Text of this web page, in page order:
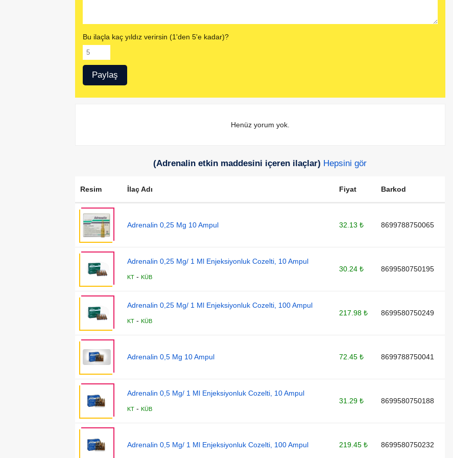
Bu ilaçla kaç yıldız verirsin (1'den 5'e kadar)?
Henüz yorum yok.
(Adrenalin etkin maddesini içeren ilaçlar) Hepsini gör
Resim İlaç Adı Fiyat Barkod
Adrenalin 0,25 Mg 10 Ampul 32.13 ₺ 8699788750065
Adrenalin 0,25 Mg/ 1 Ml Enjeksiyonluk Cozelti, 10 Ampul
KT - KÜB
30.24 ₺ 8699580750195
Adrenalin 0,25 Mg/ 1 Ml Enjeksiyonluk Cozelti, 100 Ampul
KT - KÜB
217.98 ₺ 8699580750249
Adrenalin 0,5 Mg 10 Ampul 72.45 ₺ 8699788750041
Adrenalin 0,5 Mg/ 1 Ml Enjeksiyonluk Cozelti, 10 Ampul
KT - KÜB
31.29 ₺ 8699580750188
Adrenalin 0,5 Mg/ 1 Ml Enjeksiyonluk Cozelti, 100 Ampul 219.45 ₺ 8699580750232